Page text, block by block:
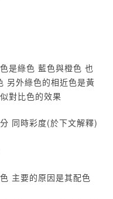
是綠色 藍色與橙色 也
另外綠色的相近色是黃
對比色的效果
同時彩度(於下文解釋)
主要的原因是其配色